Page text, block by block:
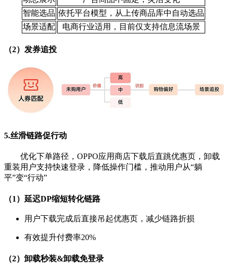
智能选品 依托平台模型，从上传商品库中自动选品
场景适配
电商行业适用，目前仅支持信息流场景
（2）发券追投
5.丝滑链路促行动
优化下单路径，OPPO应用商店下载后直跳优惠页，卸载
重装用户支持快速登录，降低操作门槛，推动用户从“躺
平”变“行动”
（1）延迟DP缩短转化链路
用户下载完成后直接吊起优惠页，减少链路折损
有效提升付费率20%
（2）卸载秒装&卸载免登录